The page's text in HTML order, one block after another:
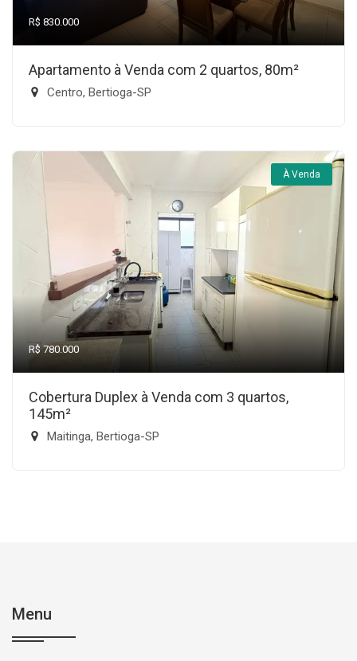
R$ 830.000
Apartamento à Venda com 2 quartos, 80m²
Centro, Bertioga-SP
À Venda
R$ 780.000
Cobertura Duplex à Venda com 3 quartos,
145m²
Maitinga, Bertioga-SP
Menu